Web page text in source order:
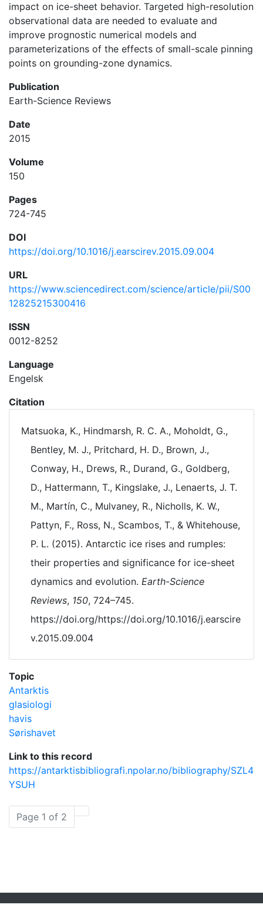
impact on ice-sheet behavior. Targeted high-resolution
observational data are needed to evaluate and
improve prognostic numerical models and
parameterizations of the effects of small-scale pinning
points on grounding-zone dynamics.
Publication
Earth-Science Reviews
Date
2015
Volume
150
Pages
724-745
DOI
https://doi.org/10.1016/j.earscirev.2015.09.004
URL
https://www.sciencedirect.com/science/article/pii/S00
12825215300416
ISSN
0012-8252
Language
Engelsk
Citation
Matsuoka, K., Hindmarsh, R. C. A., Moholdt, G.,
Bentley, M. J., Pritchard, H. D., Brown, J.,
Conway, H., Drews, R., Durand, G., Goldberg,
D., Hattermann, T., Kingslake, J., Lenaerts, J. T.
M., Martín, C., Mulvaney, R., Nicholls, K. W.,
Pattyn, F., Ross, N., Scambos, T., & Whitehouse,
P. L. (2015). Antarctic ice rises and rumples:
their properties and significance for ice-sheet
dynamics and evolution. Earth-Science
Reviews, 150, 724–745.
https://doi.org/https://doi.org/10.1016/j.earscire
v.2015.09.004
Topic
Antarktis
glasiologi
havis
Sørishavet
Link to this record
https://antarktisbibliografi.npolar.no/bibliography/SZL4
YSUH
Page 1 of 2